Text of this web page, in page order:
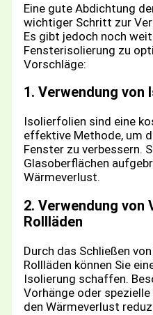
Eine gute Abdichtung
wichtiger Schritt zur
Es gibt jedoch noch
Fensterisolierung zu
Vorschläge:
1. Verwendung von
Isolierfolien sind eine
effektive Methode, um
Fenster zu verbessern.
Glasoberflächen
Wärmeverlust.
2. Verwendung von
Rollläden
Durch das Schließen
Rollläden können Sie
Isolierung schaffen.
Vorhänge oder
den Wärmeverlust